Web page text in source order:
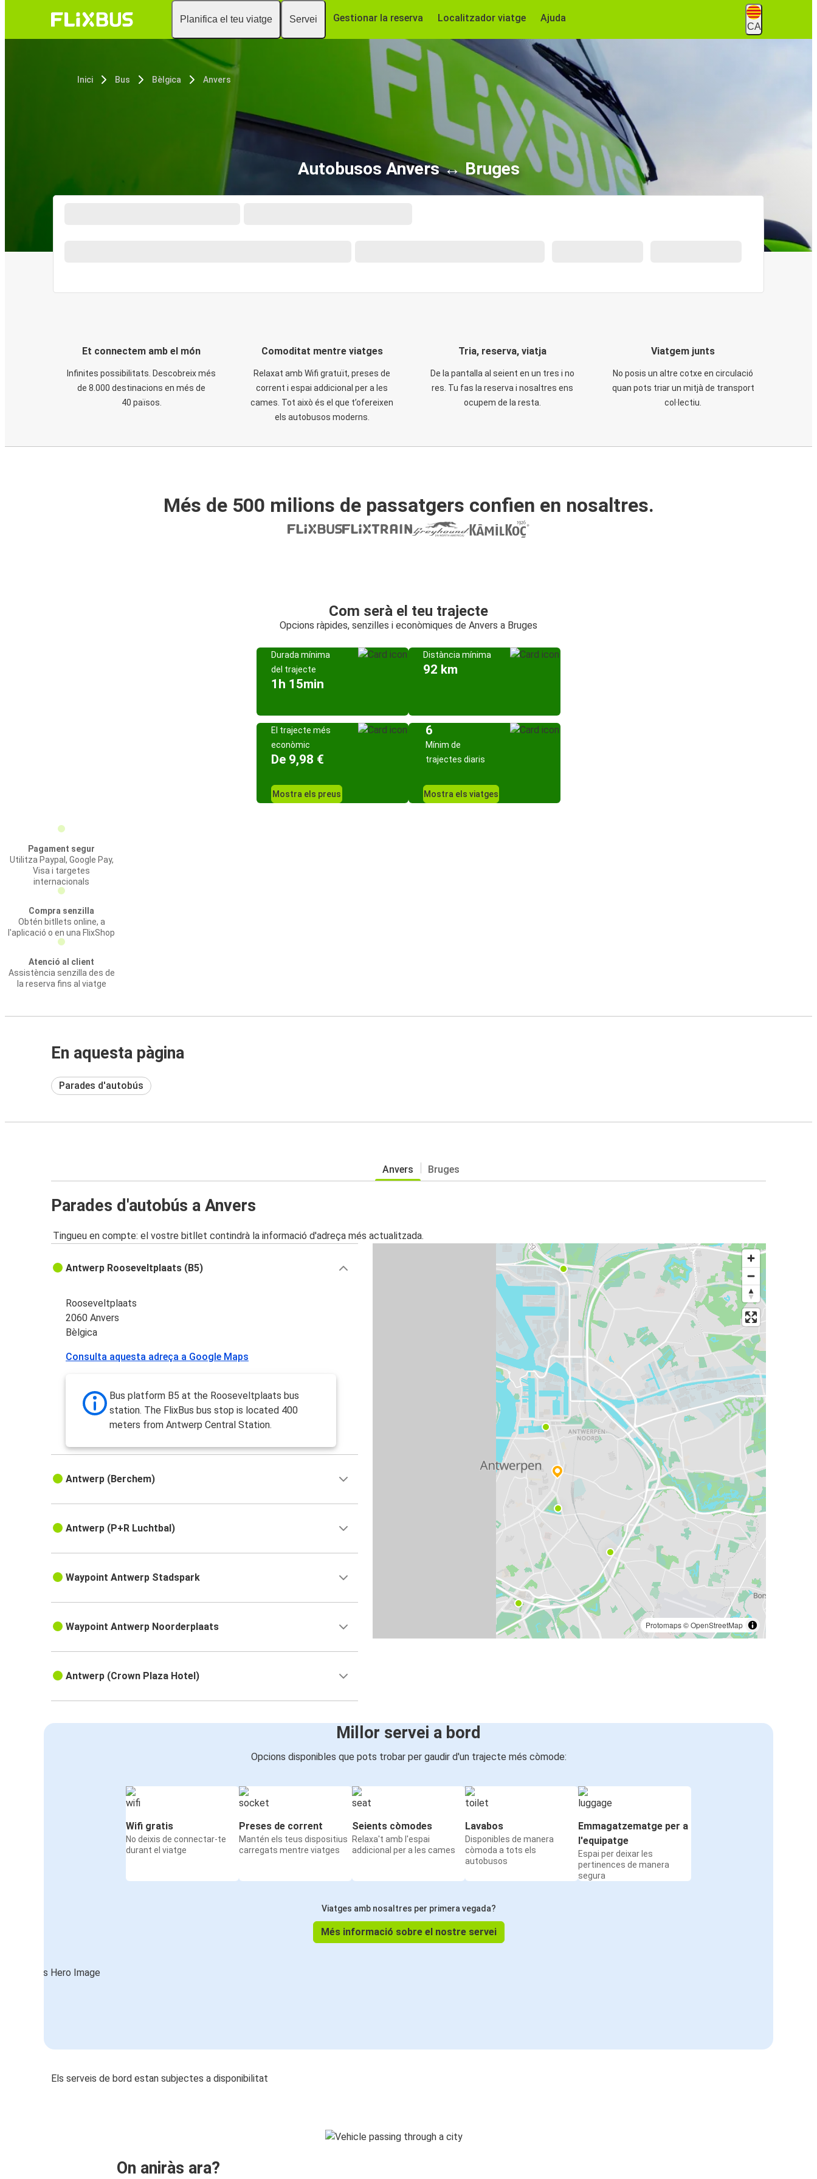
Planifica el teu viatge Servei Gestionar la reserva Localitzador viatge Ajuda
CA
Inici Bus Bèlgica Anvers
Autobusos Anvers ↔ Bruges
Et connectem amb el món
Infinites possibilitats. Descobreix més
de 8.000 destinacions en més de
40 països.
Comoditat mentre viatges
Relaxat amb Wifi gratuït, preses de
corrent i espai addicional per a les
cames. Tot això és el que t’ofereixen
els autobusos moderns.
Tria, reserva, viatja
De la pantalla al seient en un tres i no
res. Tu fas la reserva i nosaltres ens
ocupem de la resta.
Viatgem junts
No posis un altre cotxe en circulació
quan pots triar un mitjà de transport
col·lectiu.
Més de 500 milions de passatgers confien en nosaltres.
Com serà el teu trajecte
Opcions ràpides, senzilles i econòmiques de Anvers a Bruges
Durada mínima
del trajecte
1h 15min
Distància mínima
92 km
El trajecte més
econòmic
De 9,98 €
Mostra els preus
6
Mínim de
trajectes diaris
Mostra els viatges
Pagament segur
Utilitza Paypal, Google Pay,
Visa i targetes
internacionals
Compra senzilla
Obtén bitllets online, a
l'aplicació o en una FlixShop
Atenció al client
Assistència senzilla des de
la reserva fins al viatge
En aquesta pàgina
Parades d'autobús
Anvers Bruges
Parades d'autobús a Anvers
Tingueu en compte: el vostre bitllet contindrà la informació d'adreça més actualitzada.
Protomaps©OpenStreetMap
Antwerp Rooseveltplaats (B5)
Rooseveltplaats
2060 Anvers
Bèlgica
Consulta aquesta adreça a Google Maps
Bus platform B5 at the Rooseveltplaats bus
station. The FlixBus bus stop is located 400
meters from Antwerp Central Station.
Antwerp (Berchem)
Antwerp (P+R Luchtbal)
Waypoint Antwerp Stadspark
Waypoint Antwerp Noorderplaats
Antwerp (Crown Plaza Hotel)
Millor servei a bord
Opcions disponibles que pots trobar per gaudir d'un trajecte més còmode:
Wifi gratis
No deixis de connectar-te
durant el viatge
Preses de corrent
Mantén els teus dispositius
carregats mentre viatges
Seients còmodes
Relaxa't amb l'espai
addicional per a les cames
Lavabos
Disponibles de manera
còmoda a tots els
autobusos
Emmagatzematge per a
l'equipatge
Espai per deixar les
pertinences de manera
segura
Viatges amb nosaltres per primera vegada?
Més informació sobre el nostre servei
Els serveis de bord estan subjectes a disponibilitat
On aniràs ara?